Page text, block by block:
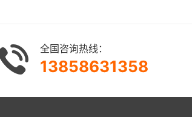
全国咨询热线：
13858631358